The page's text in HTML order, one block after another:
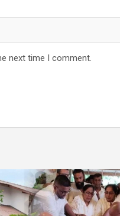
next time I comment.